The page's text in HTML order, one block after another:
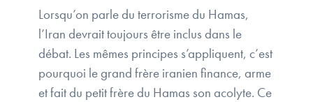
Lorsqu’on parle du terrorisme du Hamas,
l’Iran devrait toujours être inclus dans le
débat. Les mêmes principes s’appliquent, c’est
pourquoi le grand frère iranien finance, arme
et fait du petit frère du Hamas son acolyte. Ce